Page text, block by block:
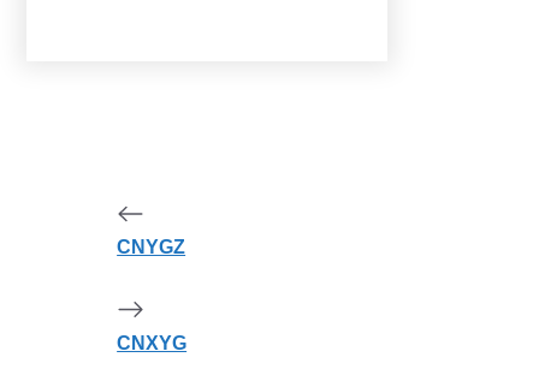
CNYGZ
CNXYG